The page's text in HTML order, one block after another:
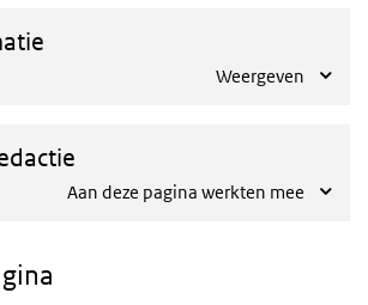
Weergeven
Aan deze pagina werkten mee